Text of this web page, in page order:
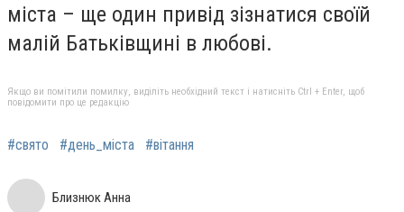
міста – ще один привід зізнатися своїй
малій Батьківщині в любові.
Якщо ви помітили помилку, виділіть необхідний текст і натисніть Ctrl + Enter, щоб
повідомити про це редакцію
#свято #день_міста #вітання
Близнюк Анна